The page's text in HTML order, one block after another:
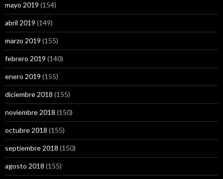
mayo 2019 (154)
abril 2019 (149)
marzo 2019 (155)
febrero 2019 (140)
enero 2019 (155)
diciembre 2018 (155)
noviembre 2018 (150)
octubre 2018 (155)
septiembre 2018 (150)
agosto 2018 (155)